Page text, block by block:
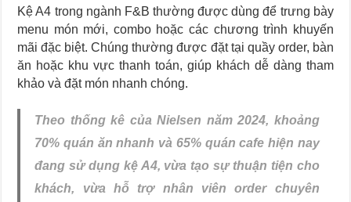
Kệ A4 trong ngành F&B thường được dùng để trưng bày
menu món mới, combo hoặc các chương trình khuyến
mãi đặc biệt. Chúng thường được đặt tại quầy order, bàn
ăn hoặc khu vực thanh toán, giúp khách dễ dàng tham
khảo và đặt món nhanh chóng.
Theo thống kê của Nielsen năm 2024, khoảng
70% quán ăn nhanh và 65% quán cafe hiện nay
đang sử dụng kệ A4, vừa tạo sự thuận tiện cho
khách, vừa hỗ trợ nhân viên order chuyên